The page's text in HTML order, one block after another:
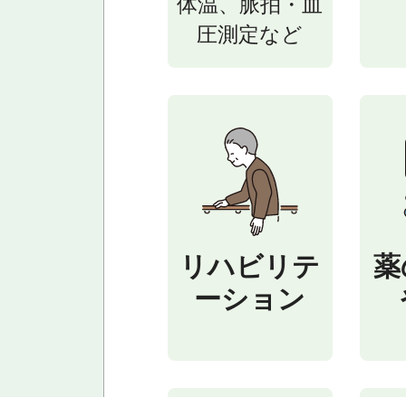
体温、脈拍・血
圧測定など
リハビリテ
ーション